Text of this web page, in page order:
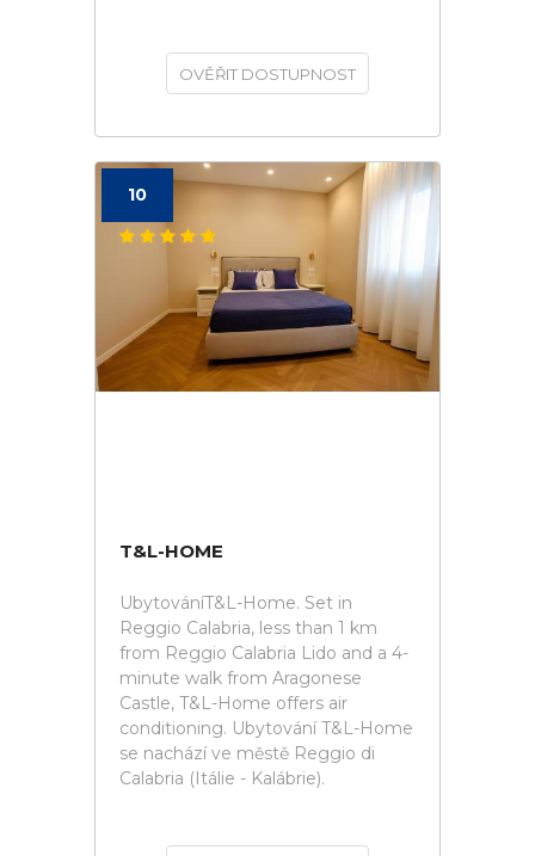
OVĚŘIT DOSTUPNOST
10
T&L-HOME
UbytováníT&L-Home. Set in
Reggio Calabria, less than 1 km
from Reggio Calabria Lido and a 4-
minute walk from Aragonese
Castle, T&L-Home offers air
conditioning. Ubytování T&L-Home
se nachází ve městě Reggio di
Calabria (Itálie - Kalábrie).